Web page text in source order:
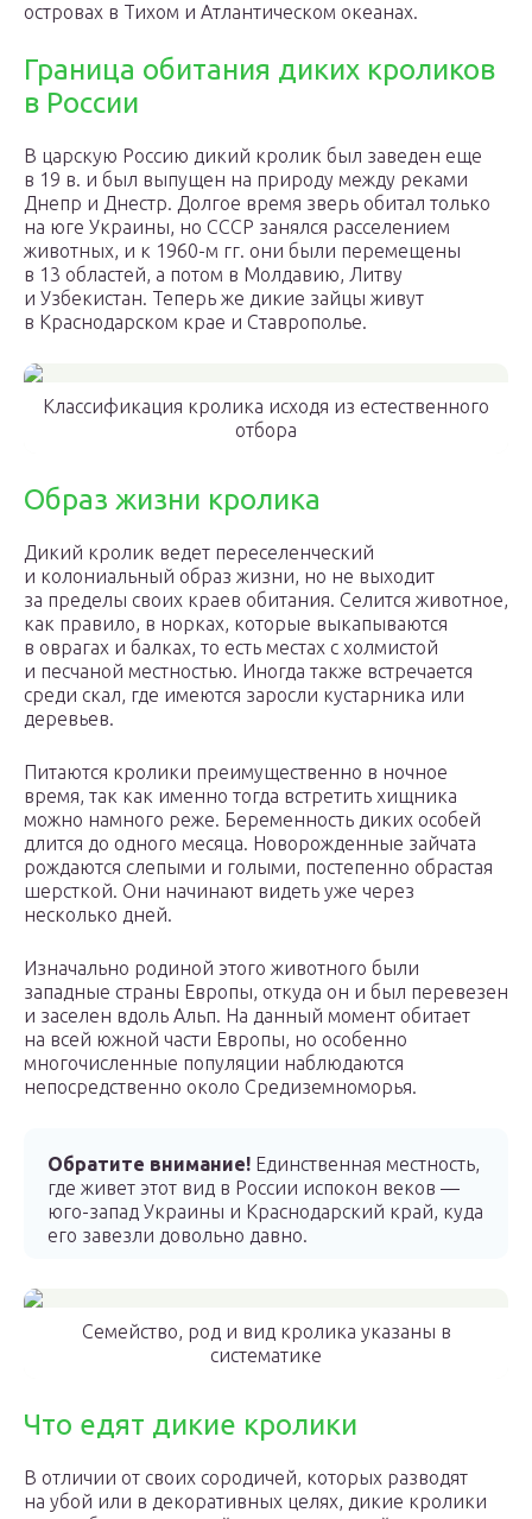
островах в Тихом и Атлантическом океанах.
Граница обитания диких кроликов
в России
В царскую Россию дикий кролик был заведен еще
в 19 в. и был выпущен на природу между реками
Днепр и Днестр. Долгое время зверь обитал только
на юге Украины, но СССР занялся расселением
животных, и к 1960-м гг. они были перемещены
в 13 областей, а потом в Молдавию, Литву
и Узбекистан. Теперь же дикие зайцы живут
в Краснодарском крае и Ставрополье.
Классификация кролика исходя из естественного
отбора
Образ жизни кролика
Дикий кролик ведет переселенческий
и колониальный образ жизни, но не выходит
за пределы своих краев обитания. Селится животное,
как правило, в норках, которые выкапываются
в оврагах и балках, то есть местах с холмистой
и песчаной местностью. Иногда также встречается
среди скал, где имеются заросли кустарника или
деревьев.
Питаются кролики преимущественно в ночное
время, так как именно тогда встретить хищника
можно намного реже. Беременность диких особей
длится до одного месяца. Новорожденные зайчата
рождаются слепыми и голыми, постепенно обрастая
шерсткой. Они начинают видеть уже через
несколько дней.
Изначально родиной этого животного были
западные страны Европы, откуда он и был перевезен
и заселен вдоль Альп. На данный момент обитает
на всей южной части Европы, но особенно
многочисленные популяции наблюдаются
непосредственно около Средиземноморья.
Обратите внимание! Единственная местность,
где живет этот вид в России испокон веков —
юго-запад Украины и Краснодарский край, куда
его завезли довольно давно.
Семейство, род и вид кролика указаны в
систематике
Что едят дикие кролики
В отличии от своих сородичей, которых разводят
на убой или в декоративных целях, дикие кролики